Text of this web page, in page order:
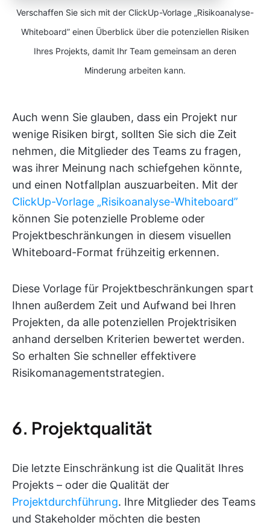
Verschaffen Sie sich mit der ClickUp-Vorlage „Risikoanalyse-
Whiteboard” einen Überblick über die potenziellen Risiken
Ihres Projekts, damit Ihr Team gemeinsam an deren
Minderung arbeiten kann.
Auch wenn Sie glauben, dass ein Projekt nur
wenige Risiken birgt, sollten Sie sich die Zeit
nehmen, die Mitglieder des Teams zu fragen,
was ihrer Meinung nach schiefgehen könnte,
und einen Notfallplan auszuarbeiten. Mit der
ClickUp-Vorlage „Risikoanalyse-Whiteboard”
können Sie potenzielle Probleme oder
Projektbeschränkungen in diesem visuellen
Whiteboard-Format frühzeitig erkennen.
Diese Vorlage für Projektbeschränkungen spart
Ihnen außerdem Zeit und Aufwand bei Ihren
Projekten, da alle potenziellen Projektrisiken
anhand derselben Kriterien bewertet werden.
So erhalten Sie schneller effektivere
Risikomanagementstrategien.
6. Projektqualität
Die letzte Einschränkung ist die Qualität Ihres
Projekts – oder die Qualität der
Projektdurchführung. Ihre Mitglieder des Teams
und Stakeholder möchten die besten